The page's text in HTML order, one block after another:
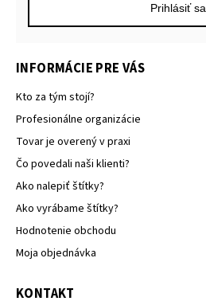
INFORMÁCIE PRE VÁS
Kto za tým stojí?
Profesionálne organizácie
Tovar je overený v praxi
Čo povedali naši klienti?
Ako nalepiť štítky?
Ako vyrábame štítky?
Hodnotenie obchodu
Moja objednávka
KONTAKT
Prihlásiť sa